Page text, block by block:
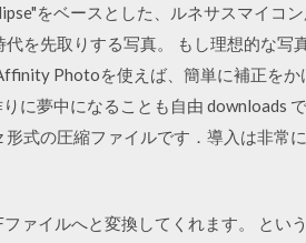
をベースとした、ルネサスマイコ
を先取りする写真。 もし理想的な写
Photoを使えば、簡単に補正を
に夢中になることも自由 downloads
式の圧縮ファイルです．導入は非常
ァイルへと変換してくれます。 とい